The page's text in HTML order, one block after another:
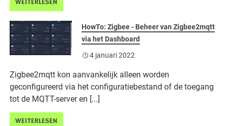
WEITERLESEN
HowTo: Zigbee - Beheer van Zigbee2mqtt
via het Dashboard
4 januari 2022
Zigbee2mqtt kon aanvankelijk alleen worden
geconfigureerd via het configuratiebestand of de toegang
tot de MQTT-server en [...]
WEITERLESEN